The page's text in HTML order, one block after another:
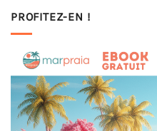
PROFITEZ-EN !